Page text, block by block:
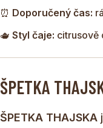
⏰ Doporučený čas:
🫖 Styl čaje: citrusově
ŠPETKA
ŠPETKA THAJSKA